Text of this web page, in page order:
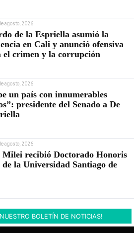
agosto, 2026
de la Espriella asumió la
en Cali y anunció ofensiva
el crimen y la corrupción
agosto, 2026
un país con innumerables
presidente del Senado a De
agosto, 2026
Milei recibió Doctorado Honoris
de la Universidad Santiago de
BOLETÍN DE NOTICIAS!